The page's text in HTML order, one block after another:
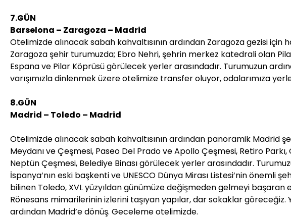
7.GÜN
Barselona – Zaragoza – Madrid
Otelimizde alınacak sabah kahvaltısının ardından Zaragoza gezisi için
Zaragoza şehir turumuzda; Ebro Nehri, şehrin merkez katedrali olan
Espana ve Pilar Köprüsü görülecek yerler arasındadır. Turumuzun
varışımızla dinlenmek üzere otelimize transfer oluyor, odalarımıza
8.GÜN
Madrid – Toledo – Madrid
Otelimizde alınacak sabah kahvaltısının ardından panoramik Madrid
Meydanı ve Çeşmesi, Paseo Del Prado ve Apollo Çeşmesi, Retiro
Neptün Çeşmesi, Belediye Binası görülecek yerler arasındadır.
İspanya’nın eski başkenti ve UNESCO Dünya Mirası Listesi’nin önemli
bilinen Toledo, XVI. yüzyıldan günümüze değişmeden gelmeyi
Rönesans mimarilerinin izlerini taşıyan yapılar, dar sokaklar göreceğiz.
ardından Madrid’e dönüş. Geceleme otelimizde.